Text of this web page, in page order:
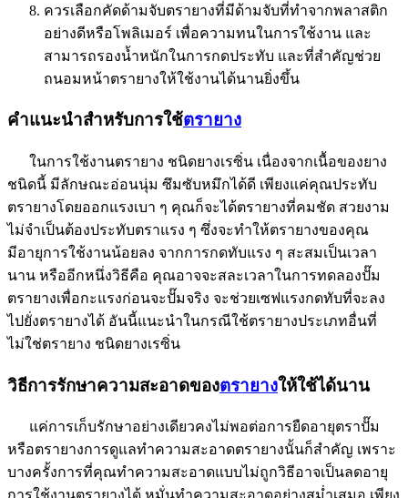
ควรเลือกคัดด้ามจับตรายางที่มีด้ามจับที่ทำจากพลาสติก
อย่างดีหรือโพลิเมอร์ เพื่อความทนในการใช้งาน และ
สามารถรองน้ำหนักในการกดประทับ และที่สำคัญช่วย
ถนอมหน้าตรายางให้ใช้งานได้นานยิ่งขึ้น
คำแนะนำสำหรับการใช้ตรายาง
ในการใช้งานตรายาง ชนิดยางเรซิ่น เนื่องจากเนื้อของยาง
ชนิดนี้ มีลักษณะอ่อนนุ่ม ซึมซับหมึกได้ดี เพียงแค่คุณประทับ
ตรายางโดยออกแรงเบา ๆ คุณก็จะได้ตรายางที่คมชัด สวยงาม
ไม่จำเป็นต้องประทับตราแรง ๆ ซึ่งจะทำให้ตรายางของคุณ
มีอายุการใช้งานน้อยลง จากการกดทับแรง ๆ สะสมเป็นเวลา
นาน หรืออีกหนึ่งวิธีคือ คุณอาจจะสละเวลาในการทดลองปั๊ม
ตรายางเพื่อกะแรงก่อนจะปั๊มจริง จะช่วยเซฟแรงกดทับที่จะลง
ไปยั่งตรายางได้ อันนี้แนะนำในกรณีใช้ตรายางประเภทอื่นที่
ไม่ใช่ตรายาง ชนิดยางเรซิ่น
วิธีการรักษาความสะอาดของตรายางให้ใช้ได้นาน
แค่การเก็บรักษาอย่างเดียวคงไม่พอต่อการยืดอายุตราปั๊ม
หรือตรายางการดูแลทำความสะอาดตรายางนั้นก็สำคัญ เพราะ
บางครั้งการที่คุณทำความสะอาดแบบไม่ถูกวิธีอาจเป็นลดอายุ